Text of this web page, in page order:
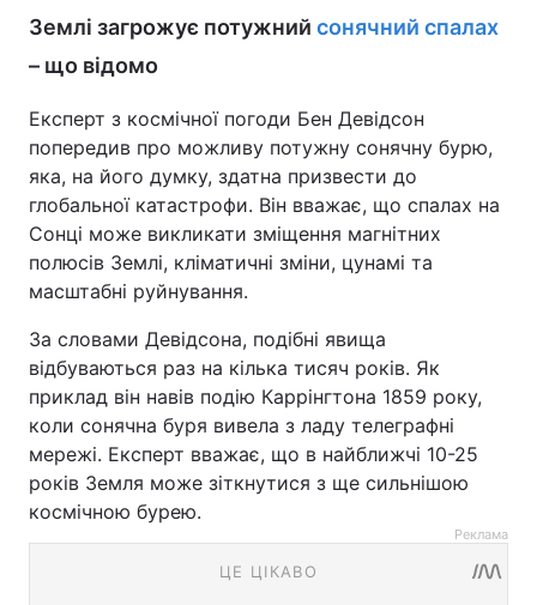
Землі загрожує потужний сонячний спалах
– що відомо
Експерт з космічної погоди Бен Девідсон
попередив про можливу потужну сонячну бурю,
яка, на його думку, здатна призвести до
глобальної катастрофи. Він вважає, що спалах на
Сонці може викликати зміщення магнітних
полюсів Землі, кліматичні зміни, цунамі та
масштабні руйнування.
За словами Девідсона, подібні явища
відбуваються раз на кілька тисяч років. Як
приклад він навів подію Каррінгтона 1859 року,
коли сонячна буря вивела з ладу телеграфні
мережі. Експерт вважає, що в найближчі 10-25
років Земля може зіткнутися з ще сильнішою
космічною бурею.
Реклама